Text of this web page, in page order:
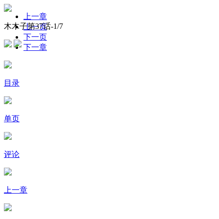
木木子第37话-1/7
上一章
上一页
下一页
下一章
目录
单页
评论
上一章